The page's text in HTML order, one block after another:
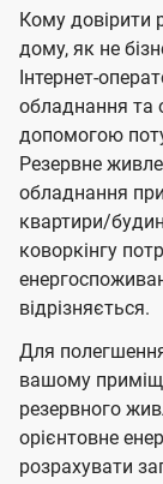
Кому довірити
дому, як не
Інтернет-
обладнання та
допомогою
Резервне
обладнання
квартири/
коворкінгу
відрізняється.
Для
вашому
резервного
орієнтовне
розрахувати